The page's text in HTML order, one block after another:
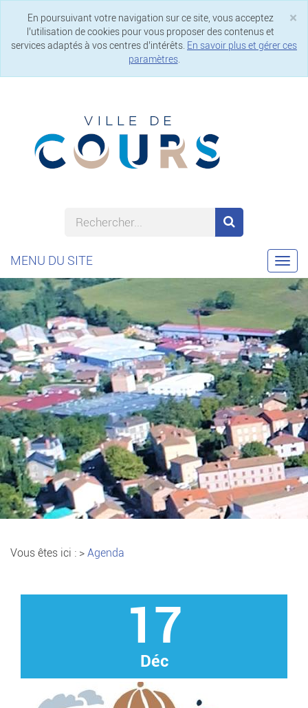
×
En poursuivant votre navigation sur ce site, vous acceptez
l’utilisation de cookies pour vous proposer des contenus et
services adaptés à vos centres d’intérêts. En savoir plus et gérer ces
paramètres.
MENU DU SITE
Vous êtes ici : > Agenda
17
Déc